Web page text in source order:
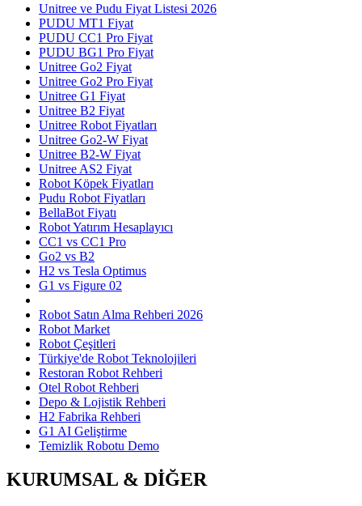
Unitree ve Pudu Fiyat Listesi 2026
PUDU MT1 Fiyat
PUDU CC1 Pro Fiyat
PUDU BG1 Pro Fiyat
Unitree Go2 Fiyat
Unitree Go2 Pro Fiyat
Unitree G1 Fiyat
Unitree B2 Fiyat
Unitree Robot Fiyatları
Unitree Go2-W Fiyat
Unitree B2-W Fiyat
Unitree AS2 Fiyat
Robot Köpek Fiyatları
Pudu Robot Fiyatları
BellaBot Fiyatı
Robot Yatırım Hesaplayıcı
CC1 vs CC1 Pro
Go2 vs B2
H2 vs Tesla Optimus
G1 vs Figure 02
Robot Satın Alma Rehberi 2026
Robot Market
Robot Çeşitleri
Türkiye'de Robot Teknolojileri
Restoran Robot Rehberi
Otel Robot Rehberi
Depo & Lojistik Rehberi
H2 Fabrika Rehberi
G1 AI Geliştirme
Temizlik Robotu Demo
KURUMSAL & DİĞER